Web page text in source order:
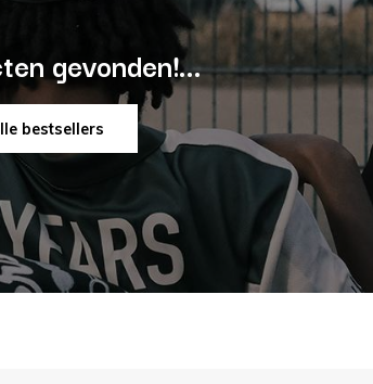
gevonden!...
bestsellers